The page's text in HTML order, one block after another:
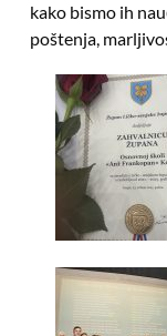
kako bismo ih
poštenja,